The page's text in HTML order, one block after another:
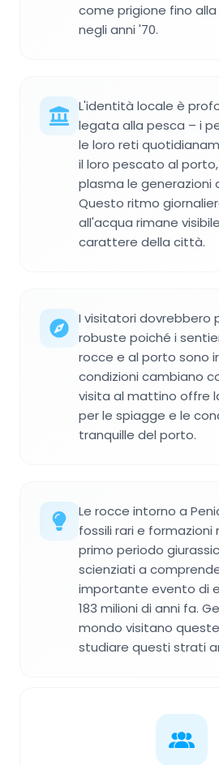
come prigione fino alla
negli anni '70.
L'identità locale è
legata alla pesca – i
le loro reti
il loro pescato al
plasma le generazioni
Questo ritmo
all'acqua rimane
carattere della città.
I visitatori dovrebbero
robuste poiché i
rocce e al porto sono
condizioni cambiano
visita al mattino offre
per le spiagge e le
tranquille del porto.
Le rocce intorno a
fossili rari e formazioni
primo periodo
scienziati a
importante evento di
183 milioni di anni fa.
mondo visitano
studiare questi strati